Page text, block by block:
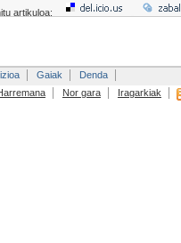
artikuloa:
Gaiak
Denda
Nor gara Iragarkiak